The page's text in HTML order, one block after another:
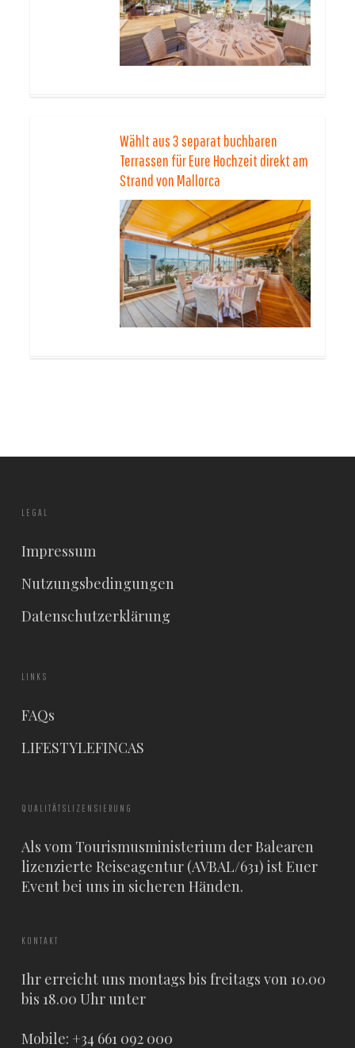
Wählt aus 3 separat buchbaren
Terrassen für Eure Hochzeit direkt am
Strand von Mallorca
LEGAL
Impressum
Nutzungsbedingungen
Datenschutzerklärung
LINKS
FAQs
LIFESTYLEFINCAS
QUALITÄTSLIZENSIERUNG
Als vom Tourismusministerium der Balearen
lizenzierte Reiseagentur (AVBAL/631) ist Euer
Event bei uns in sicheren Händen.
KONTAKT
Ihr erreicht uns montags bis freitags von 10.00
bis 18.00 Uhr unter
Mobile: +34 661 092 000